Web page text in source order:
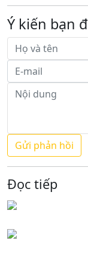
Ý kiến bạn
Đọc tiếp